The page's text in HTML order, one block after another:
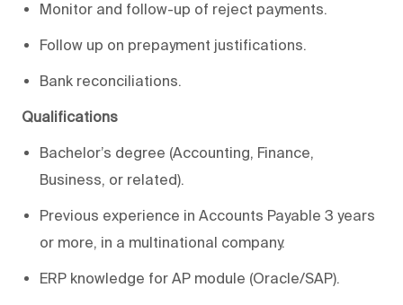
Monitor and follow-up of reject payments.
Follow up on prepayment justifications.
Bank reconciliations.
Qualifications
Bachelor’s degree (Accounting, Finance,
Business, or related).
Previous experience in Accounts Payable 3 years
or more, in a multinational company.
ERP knowledge for AP module (Oracle/SAP).